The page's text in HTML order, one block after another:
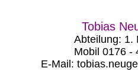
Tobias
Abteilung: 1.
Mobil 0176 -
E-Mail: